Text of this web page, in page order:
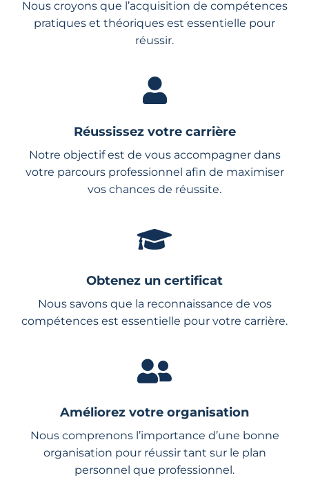
Nous croyons que l’acquisition de compétences
pratiques et théoriques est essentielle pour
réussir.
Réussissez votre carrière
Notre objectif est de vous accompagner dans
votre parcours professionnel afin de maximiser
vos chances de réussite.
Obtenez un certificat
Nous savons que la reconnaissance de vos
compétences est essentielle pour votre carrière.
Améliorez votre organisation
Nous comprenons l’importance d’une bonne
organisation pour réussir tant sur le plan
personnel que professionnel.